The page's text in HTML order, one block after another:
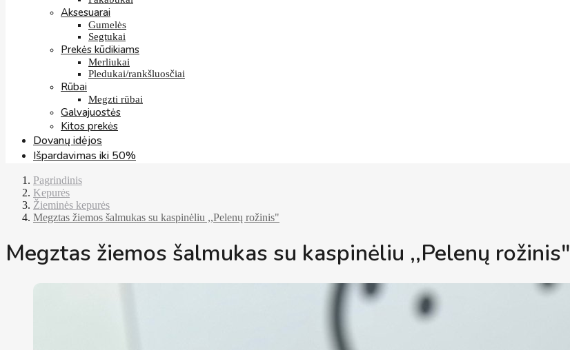
Aksesuarai
Gumelės
Segtukai
Prekės kūdikiams
Merliukai
Pledukai/rankšluosčiai
Rūbai
Megzti rūbai
Galvajuostės
Kitos prekės
Dovanų idėjos
Išpardavimas iki 50%
Pagrindinis
Kepurės
Žieminės kepurės
Megztas žiemos šalmukas su kaspinėliu ,,Pelenų rožinis"
Megztas žiemos šalmukas su kaspinėliu ,,Pelenų rožinis"